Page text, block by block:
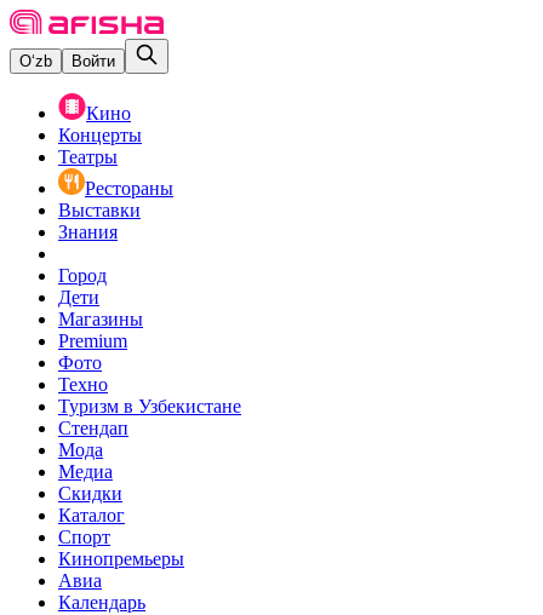
O‘zb Войти
Кино
Концерты
Театры
Рестораны
Выставки
Знания
Город
Дети
Магазины
Premium
Фото
Техно
Туризм в Узбекистане
Стендап
Мода
Медиа
Скидки
Каталог
Спорт
Кинопремьеры
Авиа
Календарь